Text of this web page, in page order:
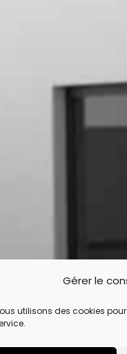
Gérer le
utilisons des cookies